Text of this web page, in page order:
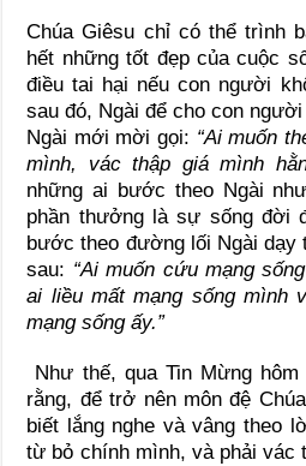
Chúa Giêsu chỉ có thể trình
hết những tốt đẹp của cuộc
điều tai hại nếu con người
sau đó, Ngài để cho con
Ngài mới mời gọi: “Ai muốn
mình, vác thập giá mình
những ai bước theo Ngài
phần thưởng là sự sống đời
bước theo đường lối Ngài dạy
sau: “Ai muốn cứu mạng
ai liều mất mạng sống
mạng sống ấy.”
Như thế, qua Tin Mừng
rằng, để trở nên môn đệ
biết lắng nghe và vâng theo
từ bỏ chính mình, và phải vác